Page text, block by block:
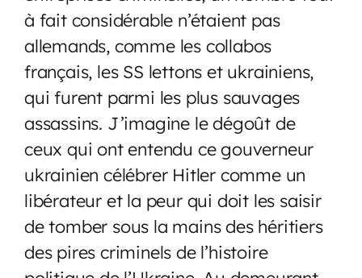
à fait considérable n’étaient pas
allemands, comme les collabos
français, les SS lettons et ukrainiens,
qui furent parmi les plus sauvages
assassins. J’imagine le dégoût de
ceux qui ont entendu ce gouverneur
ukrainien célébrer Hitler comme un
libérateur et la peur qui doit les saisir
de tomber sous la mains des héritiers
des pires criminels de l’histoire